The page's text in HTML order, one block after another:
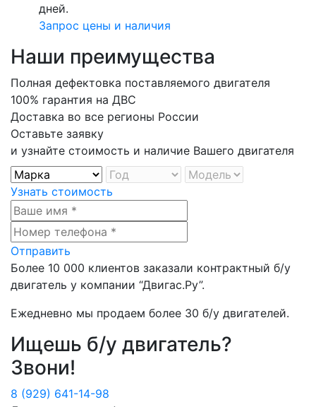
дней.
Запрос цены и наличия
Наши преимущества
Полная дефектовка поставляемого двигателя
100% гарантия на ДВС
Доставка во все регионы России
Оставьте заявку
и узнайте стоимость и наличие Вашего двигателя
Узнать стоимость
Отправить
Более 10 000 клиентов заказали контрактный б/у
двигатель у компании “Двигас.Ру”.
Ежедневно мы продаем более 30 б/у двигателей.
Ищешь б/у двигатель?
Звони!
8 (929) 641-14-98